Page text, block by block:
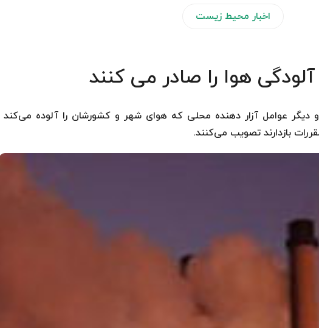
اخبار محیط زیست
هوا را صادر می کنند
دیگر عوامل آزار دهنده محلی که هوای شهر و کشورشان را آلوده می‌کند
بازدارند تصویب می‌کنند.